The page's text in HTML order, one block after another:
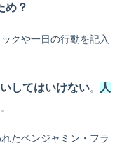
め？
クや一日の行動を記入
してはいけない。
人
たベンジャミン・フラ